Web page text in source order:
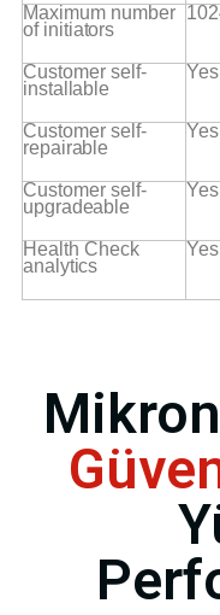
Maximum number
of initiators
Customer self-
installable
Yes
Customer self-
repairable
Yes
Customer self-
upgradeable
Yes
Health Check
analytics
Yes